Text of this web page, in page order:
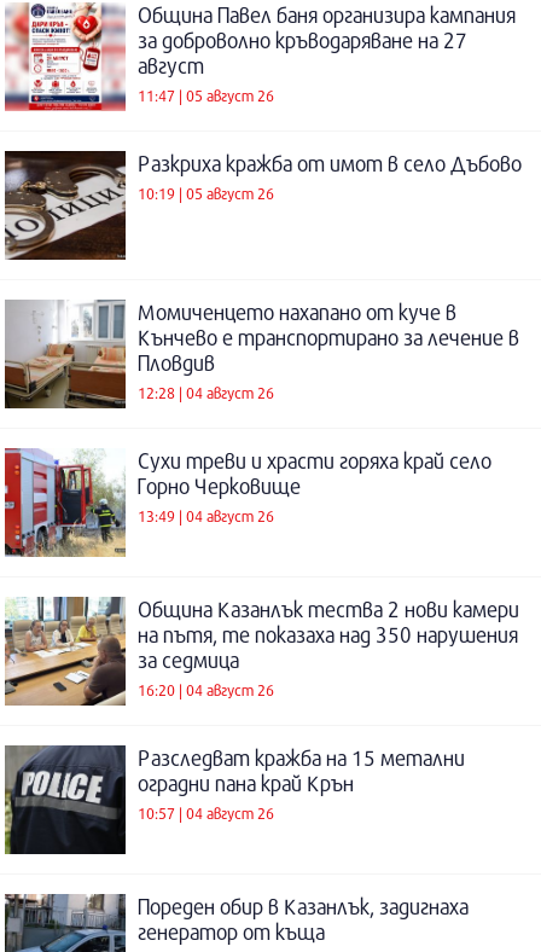
Община Павел баня организира кампания
за доброволно кръводаряване на 27
август
11:47 | 05 август 26
Разкриха кражба от имот в село Дъбово
10:19 | 05 август 26
Момиченцето нахапано от куче в
Кънчево е транспортирано за лечение в
Пловдив
12:28 | 04 август 26
Сухи треви и храсти горяха край село
Горно Черковище
13:49 | 04 август 26
Община Казанлък тества 2 нови камери
на пътя, те показаха над 350 нарушения
за седмица
16:20 | 04 август 26
Разследват кражба на 15 метални
оградни пана край Крън
10:57 | 04 август 26
Пореден обир в Казанлък, задигнаха
генератор от къща